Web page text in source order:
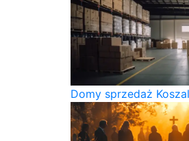
Domy sprzedaż